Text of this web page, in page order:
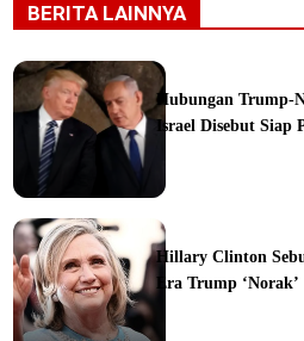
BERITA LAINNYA
Hubungan Trump-
Israel Disebut Siap
Hillary Clinton
Era Trump ‘Norak’